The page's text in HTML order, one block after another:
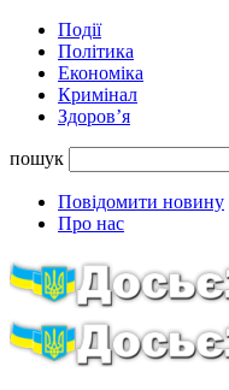
Події
Політика
Економіка
Кримінал
Здоров’я
пошук
Повідомити новину
Про нас